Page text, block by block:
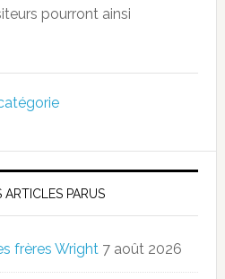
pourront ainsi
ARTICLES PARUS
frères Wright 7 août 2026